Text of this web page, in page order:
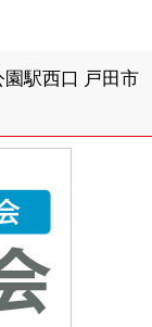
駅西口 戸田市